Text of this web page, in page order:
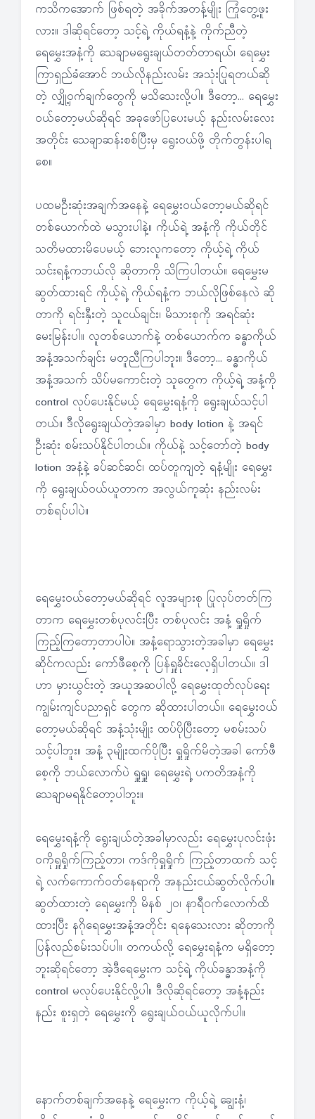
ကသိကအောက် ဖြစ်ရတဲ့ အခိုက်အတန့်မျိုး ကြုံတွေ့ဖူး
လား။ ဒါဆိုရင်တော့ သင့်ရဲ့ ကိုယ်ရနံ့နဲ့ ကိုက်ညီတဲ့
ရေမွှေးအနံ့ကို သေချာမရွေးချယ်တတ်တာရယ်၊ ရေမွှေး
ကြာရှည်ခံအောင် ဘယ်လိုနည်းလမ်း အသုံးပြုရတယ်ဆို
တဲ့ လျှို့ဝှက်ချက်တွေကို မသိသေးလို့ပါ။ ဒီတော့… ရေမွှေး
ဝယ်တော့မယ်ဆိုရင် အခုဖော်ပြပေးမယ့် နည်းလမ်းလေး
အတိုင်း သေချာဆန်းစစ်ပြီးမှ ရွေးဝယ်ဖို့ တိုက်တွန်းပါရ
စေ။
ပထမဦးဆုံးအချက်အနေနဲ့ ရေမွှေးဝယ်တော့မယ်ဆိုရင်
တစ်ယောက်ထဲ မသွားပါနဲ့။ ကိုယ်ရဲ့ အနံ့ကို ကိုယ်တိုင်
သတိမထားမိပေမယ့် ဘေးလူကတော့ ကိုယ့်ရဲ့ ကိုယ်
သင်းရနံ့ကဘယ်လို ဆိုတာကို သိကြပါတယ်။ ရေမွှေးမ
ဆွတ်ထားရင် ကိုယ့်ရဲ့ ကိုယ်ရနံ့က ဘယ်လိုဖြစ်နေလဲ ဆို
တာကို ရင်းနှီးတဲ့ သူငယ်ချင်း၊ မိသားစုကို အရင်ဆုံး
မေးမြန်းပါ။ လူတစ်ယောက်နဲ့ တစ်ယောက်က ခန္ဓာကိုယ်
အနံ့အသက်ချင်း မတူညီကြပါဘူး။ ဒီတော့… ခန္ဓာကိုယ်
အနံ့အသက် သိပ်မကောင်းတဲ့ သူတွေက ကိုယ့်ရဲ့ အနံ့ကို
control လုပ်ပေးနိုင်မယ့် ရေမွှေးရနံ့ကို ရွေးချယ်သင့်ပါ
တယ်။ ဒီလိုရွေးချယ်တဲ့အခါမှာ body lotion နဲ့ အရင်
ဦးဆုံး စမ်းသပ်နိုင်ပါတယ်။ ကိုယ်နဲ့ သင့်တော်တဲ့ body
lotion အနံ့နဲ့ ခပ်ဆင်ဆင်၊ ထပ်တူကျတဲ့ ရနံ့မျိုး ရေမွှေး
ကို ရွေးချယ်ဝယ်ယူတာက အလွယ်ကူဆုံး နည်းလမ်း
တစ်ရပ်ပါပဲ။
ရေမွှေးဝယ်တော့မယ်ဆိုရင် လူအများစု ပြုလုပ်တတ်ကြ
တာက ရေမွှေးတစ်ပုလင်းပြီး တစ်ပုလင်း အနံ့ ရှူရှိုက်
ကြည့်ကြတော့တာပါပဲ။ အနံ့ရောသွားတဲ့အခါမှာ ရေမွှေး
ဆိုင်ကလည်း ကော်ဖီစေ့ကို ပြန်ရှူခိုင်းလေ့ရှိပါတယ်။ ဒါ
ဟာ မှားယွင်းတဲ့ အယူအဆပါလို့ ရေမွှေးထုတ်လုပ်ရေး
ကျွမ်းကျင်ပညာရှင် တွေက ဆိုထားပါတယ်။ ရေမွှေးဝယ်
တော့မယ်ဆိုရင် အနံ့သုံးမျိုး ထပ်ပိုပြီးတော့ မစမ်းသပ်
သင့်ပါဘူး။ အနံ့ ၃မျိုးထက်ပိုပြီး ရှူရှိုက်မိတဲ့အခါ ကော်ဖီ
စေ့ကို ဘယ်လောက်ပဲ ရှူရှူ၊ ရေမွှေးရဲ့ ပကတိအနံ့ကို
သေချာမရနိုင်တော့ပါဘူး။
ရေမွှေးရနံ့ကို ရွေးချယ်တဲ့အခါမှာလည်း ရေမွှေးပုလင်းဖုံး
ဝကိုရှူရှိုက်ကြည့်တာ၊ ကဒ်ကိုရှူရှိုက် ကြည့်တာထက် သင့်
ရဲ့ လက်ကောက်ဝတ်နေရာကို အနည်းငယ်ဆွတ်လိုက်ပါ။
ဆွတ်ထားတဲ့ ရေမွှေးကို မိနစ် ၂၀၊ နာရီဝက်လောက်ထိ
ထားပြီး နဂိုရေမွှေးအနံ့အတိုင်း ရနေသေးလား ဆိုတာကို
ပြန်လည်စမ်းသပ်ပါ။ တကယ်လို့ ရေမွှေးရနံ့က မရှိတော့
ဘူးဆိုရင်တော့ အဲ့ဒီရေမွှေးက သင့်ရဲ့ ကိုယ်ခန္ဓာအနံ့ကို
control မလုပ်ပေးနိုင်လို့ပါ။ ဒီလိုဆိုရင်တော့ အနံ့နည်း
နည်း စူးရှတဲ့ ရေမွှေးကို ရွေးချယ်ဝယ်ယူလိုက်ပါ။
နောက်တစ်ချက်အနေနဲ့ ရေမွှေးက ကိုယ့်ရဲ့ ချွေးနံ့၊